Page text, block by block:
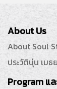
About Us
About Soul
ประวัตินุ่น เมธ
Program แล